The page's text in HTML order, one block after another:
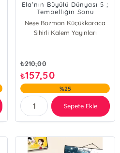
Ela’nın Büyülü Dünyası 5 ;
Tembelliğin Sonu
Virüslerle Savaş
Neşe Bozman Küçükkaraca
Sihirli Kalem Yayınları
₺210,00
₺157,50
%25
Sepete Ekle